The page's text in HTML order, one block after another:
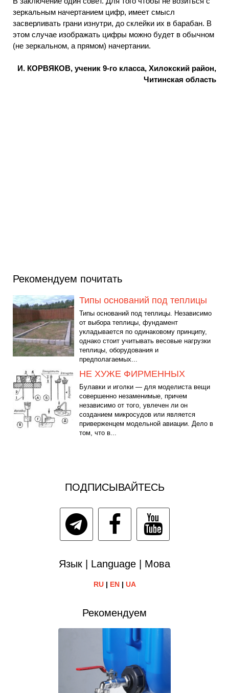
зеркальным начертанием цифр, имеет смысл
засверливать грани изнутри, до склейки их в барабан. В
этом случае изображать цифры можно будет в обычном
(не зеркальном, а прямом) начертании.
И. КОРВЯКОВ, ученик 9-го класса, Хилокский район,
Читинская область
Рекомендуем почитать
Типы оснований под теплицы
Типы оснований под теплицы. Независимо
от выбора теплицы, фундамент
укладывается по одинаковому принципу,
однако стоит учитывать весовые нагрузки
теплицы, оборудования и
предполагаемых...
НЕ ХУЖЕ ФИРМЕННЫХ
Булавки и иголки — для моделиста вещи
совершенно незаменимые, причем
независимо от того, увлечен ли он
созданием микросудов или является
приверженцем модельной авиации. Дело в
том, что в...
ПОДПИСЫВАЙТЕСЬ
Язык | Language | Мова
RU| EN| UA
Рекомендуем